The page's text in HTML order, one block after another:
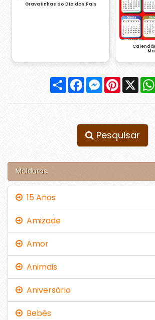
Gravatinhas do Dia dos Pais
Compartilhar
FacebookMessenger
Pinterest
X
Pesquisar
Molduras
15 Anos
Amizade
Amor
Animais
Aniversário
Bebês